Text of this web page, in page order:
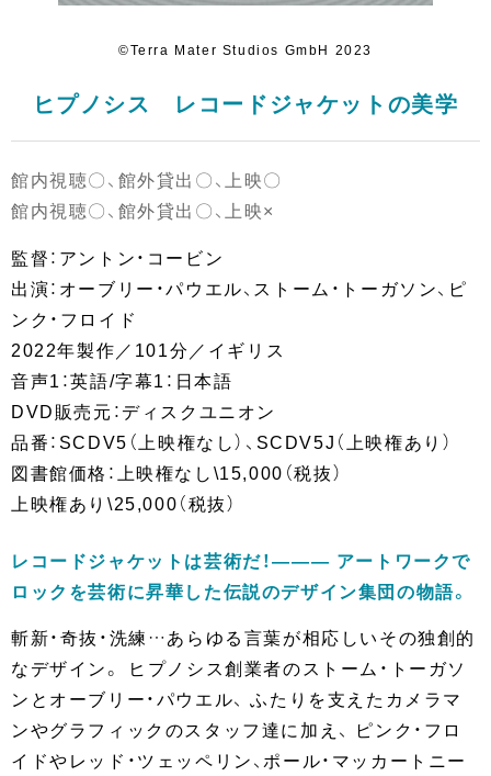
©Terra Mater Studios GmbH 2023
ヒプノシス レコードジャケットの美学
館内視聴〇、館外貸出〇、上映〇
館内視聴〇、館外貸出〇、上映×
監督：アントン・コービン
出演：オーブリー・パウエル、ストーム・トーガソン、ピ
ンク・フロイド
2022年製作／101分／イギリス
音声1：英語/字幕1：日本語
DVD販売元：ディスクユニオン
品番：SCDV5（上映権なし）、SCDV5J（上映権あり）
図書館価格：上映権なし\15,000（税抜）
上映権あり\25,000（税抜）
レコードジャケットは芸術だ！――― アートワークで
ロックを芸術に昇華した伝説のデザイン集団の物語。
斬新・奇抜・洗練…あらゆる言葉が相応しいその独創的
なデザイン。 ヒプノシス創業者のストーム・トーガソ
ンとオーブリー・パウエル、 ふたりを支えたカメラマ
ンやグラフィックのスタッフ達に加え、 ピンク・フロ
イドやレッド・ツェッペリン、ポール・マッカートニー